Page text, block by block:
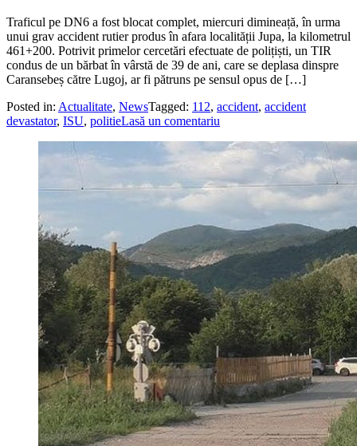
Traficul pe DN6 a fost blocat complet, miercuri dimineață, în urma
unui grav accident rutier produs în afara localității Jupa, la kilometrul
461+200. Potrivit primelor cercetări efectuate de polițiști, un TIR
condus de un bărbat în vârstă de 39 de ani, care se deplasa dinspre
Caransebeș către Lugoj, ar fi pătruns pe sensul opus de […]
Posted in: Actualitate, NewsTagged: 112, accident, accident
devastator, ISU, politieLasă un comentariu